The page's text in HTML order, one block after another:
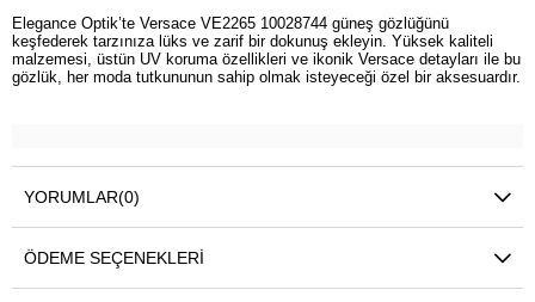
Elegance Optik’te Versace VE2265 10028744 güneş gözlüğünü
keşfederek tarzınıza lüks ve zarif bir dokunuş ekleyin. Yüksek kaliteli
malzemesi, üstün UV koruma özellikleri ve ikonik Versace detayları ile bu
gözlük, her moda tutkununun sahip olmak isteyeceği özel bir aksesuardır.
YORUMLAR(0)
ÖDEME SEÇENEKLERI